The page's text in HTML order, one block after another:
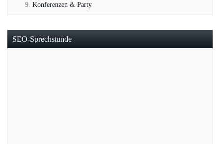
Konferenzen & Party
SEO-Sprechstunde